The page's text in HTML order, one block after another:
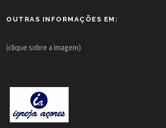
OUTRAS INFORMAÇÕES EM:
(clique sobre a imagem)